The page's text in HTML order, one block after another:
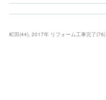
町田(44) 2017年 リフォーム工事完了(76)